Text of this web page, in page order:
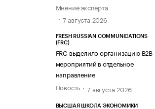
Мнение эксперта
7 августа 2026
FRESH RUSSIAN COMMUNICATIONS
(FRC)
FRC выделило организацию B2B-
мероприятий в отдельное
направление
Новость
7 августа 2026
ВЫСШАЯ ШКОЛА ЭКОНОМИКИ